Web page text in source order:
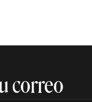
correo​